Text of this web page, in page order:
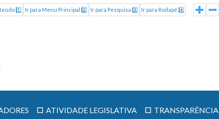
1️⃣ Ir para Menu Principal 2️⃣ Ir para Pesquisa 3️⃣ Ir para Rodapé 4️⃣
ATIVIDADE LEGISLATIVA TRANSPARÊNCIA